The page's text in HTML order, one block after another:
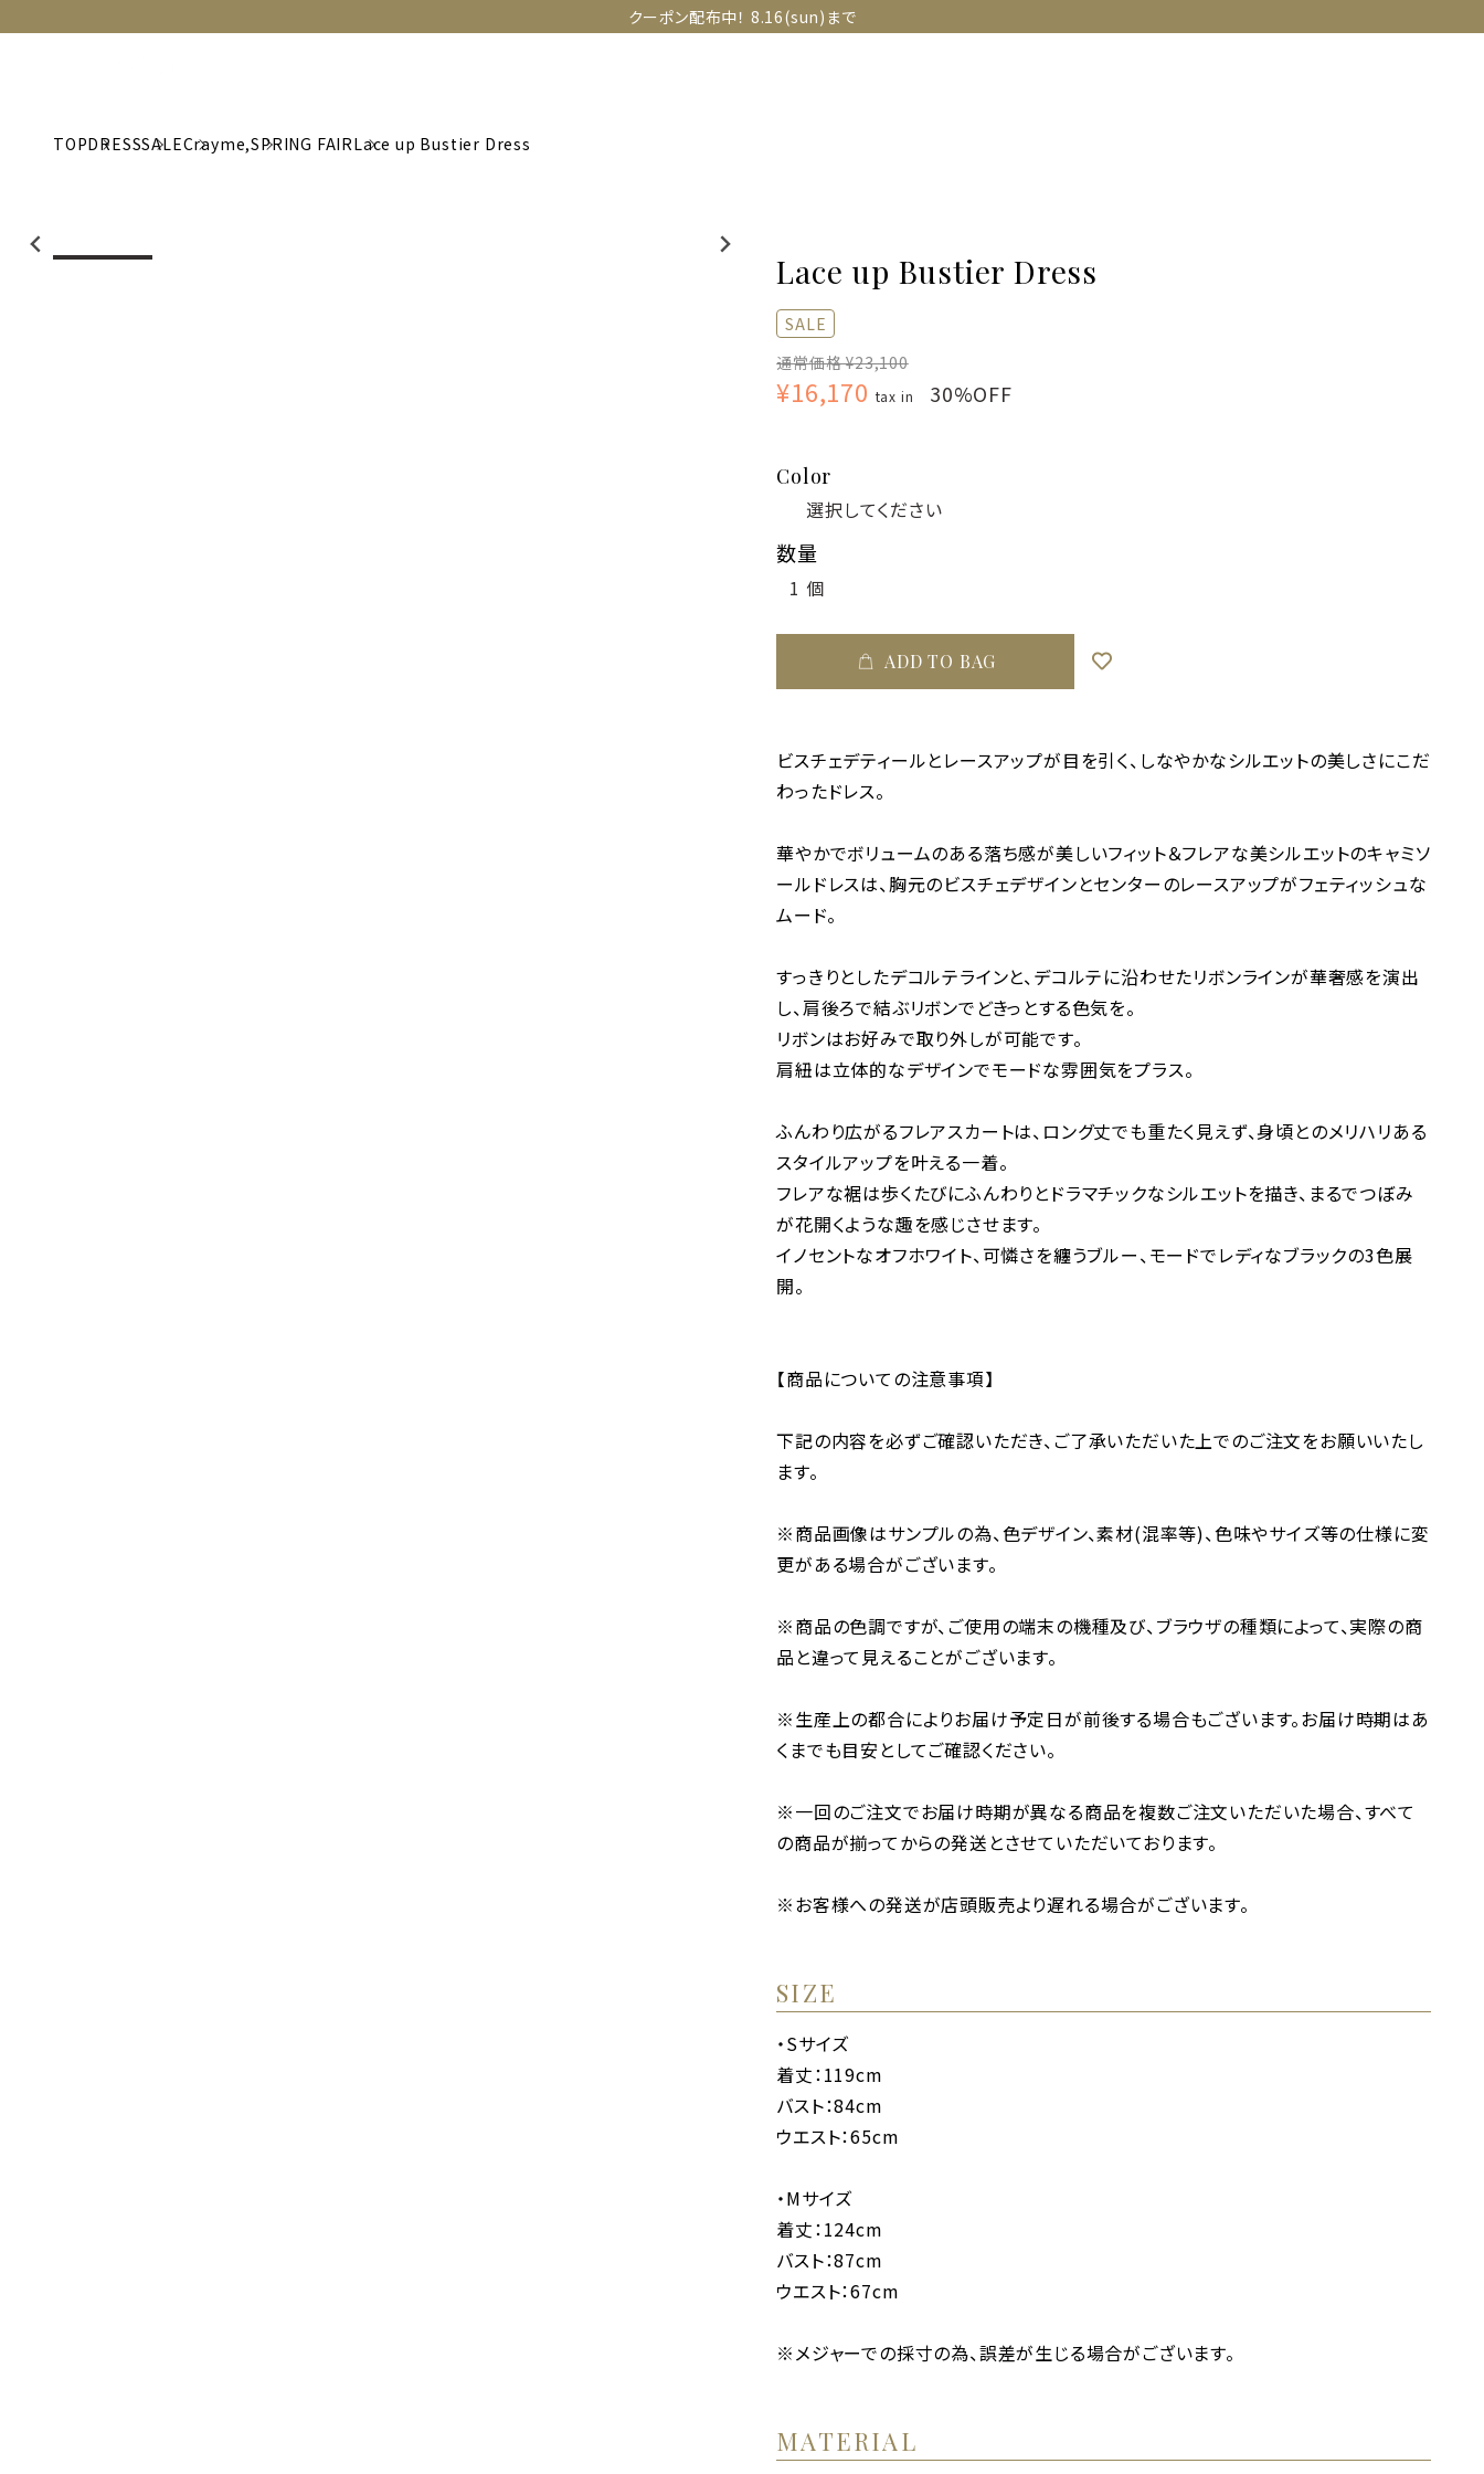
クーポン配布中！ 8.16(sun)まで
TOPDRESSSALECrayme,SPRING FAIRLace up Bustier Dress
Lace up Bustier Dress
SALE
通常価格 ¥23,100
¥16,170 tax in 30%OFF
Color
数量
ADD TO BAG
ビスチェデティールとレースアップが目を引く、しなやかなシルエットの美しさにこだ
わったドレス。
華やかでボリュームのある落ち感が美しいフィット＆フレアな美シルエットのキャミソ
ールドレスは、胸元のビスチェデザインとセンターのレースアップがフェティッシュな
ムード。
すっきりとしたデコルテラインと、デコルテに沿わせたリボンラインが華奢感を演出
し、肩後ろで結ぶリボンでどきっとする色気を。
リボンはお好みで取り外しが可能です。
肩紐は立体的なデザインでモードな雰囲気をプラス。
ふんわり広がるフレアスカートは、ロング丈でも重たく見えず、身頃とのメリハリある
スタイルアップを叶える一着。
フレアな裾は歩くたびにふんわりとドラマチックなシルエットを描き、まるでつぼみ
が花開くような趣を感じさせます。
イノセントなオフホワイト、可憐さを纏うブルー、モードでレディなブラックの3色展
開。
【商品についての注意事項】
下記の内容を必ずご確認いただき、ご了承いただいた上でのご注文をお願いいたし
ます。
※商品画像はサンプルの為、色デザイン、素材(混率等)、色味やサイズ等の仕様に変
更がある場合がございます。
※商品の色調ですが、ご使用の端末の機種及び、ブラウザの種類によって、実際の商
品と違って見えることがございます。
※生産上の都合によりお届け予定日が前後する場合もございます。お届け時期はあ
くまでも目安としてご確認ください。
※一回のご注文でお届け時期が異なる商品を複数ご注文いただいた場合、すべて
の商品が揃ってからの発送とさせていただいております。
※お客様への発送が店頭販売より遅れる場合がございます。
SIZE
・Sサイズ
着丈：119cm
バスト：84cm
ウエスト：65cm
・Mサイズ
着丈：124cm
バスト：87cm
ウエスト：67cm
※メジャーでの採寸の為、誤差が生じる場合がございます。
MATERIAL